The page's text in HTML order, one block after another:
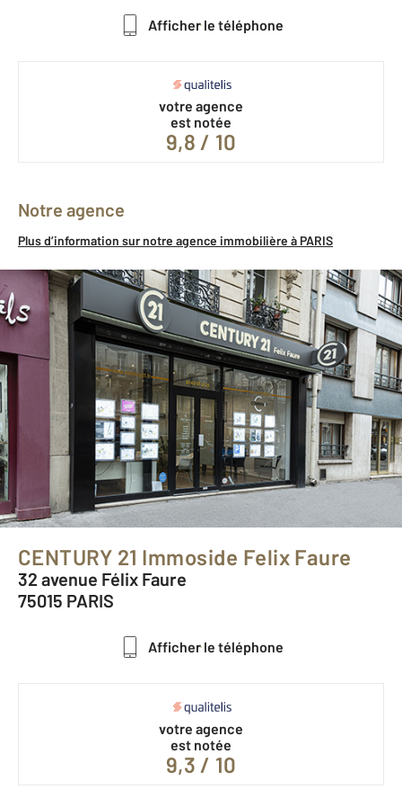
Afficher le téléphone
votre agence
est notée
9,8 / 10
Notre agence
Plus d’information sur notre agence immobilière à PARIS
CENTURY 21 Immoside Felix Faure
32 avenue Félix Faure
75015 PARIS
Afficher le téléphone
votre agence
est notée
9,3 / 10